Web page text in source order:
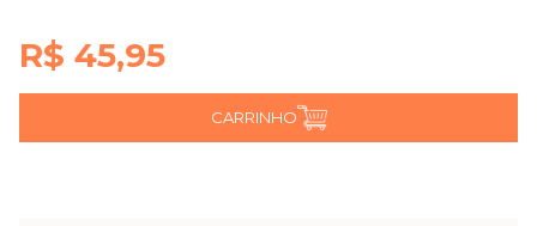
R$ 45,95
CARRINHO